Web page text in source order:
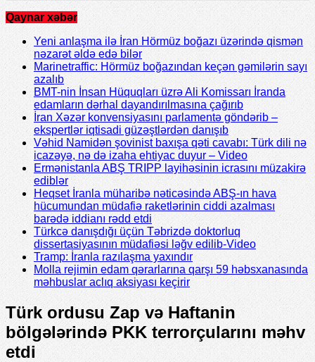
Qaynar xəbər
Yeni anlaşma ilə İran Hörmüz boğazı üzərində qismən
nəzarət əldə edə bilər
Marinetraffic: Hörmüz boğazından keçən gəmilərin sayı
azalıb
BMT-nin İnsan Hüquqları üzrə Ali Komissarı İranda
edamların dərhal dayandırılmasına çağırıb
İran Xəzər konvensiyasını parlamentə göndərib –
ekspertlər iqtisadi güzəştlərdən danışıb
Vəhid Namidən şovinist baxışa qəti cavabı: Türk dili nə
icazəyə, nə də izaha ehtiyac duyur – Video
Ermənistanla ABŞ TRIPP layihəsinin icrasını müzakirə
ediblər
Heqset İranla müharibə nəticəsində ABŞ-ın hava
hücumundan müdafiə raketlərinin ciddi azalması
barədə iddianı rədd etdi
Türkcə danışdığı üçün Təbrizdə doktorluq
dissertasiyasının müdafiəsi ləğv edilib-Video
Tramp: İranla razılaşma yaxındır
Molla rejimin edam qərarlarına qarşı 59 həbsxanasında
məhbuslar aclıq aksiyası keçirir
Türk ordusu Zap və Haftanin
bölgələrində PKK terrorçularını məhv
etdi